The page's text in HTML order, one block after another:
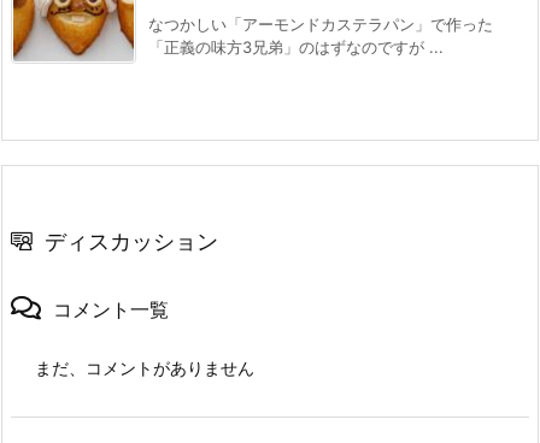
なつかしい「アーモンドカステラパン」で作った
「正義の味方3兄弟」のはずなのですが ...
ディスカッション
コメント一覧
まだ、コメントがありません